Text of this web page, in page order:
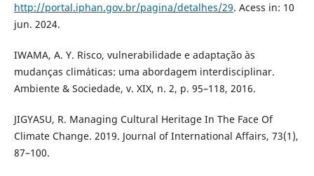
http://portal.iphan.gov.br/pagina/detalhes/29. Acess in: 10
jun. 2024.
IWAMA, A. Y. Risco, vulnerabilidade e adaptação às
mudanças climáticas: uma abordagem interdisciplinar.
Ambiente & Sociedade, v. XIX, n. 2, p. 95–118, 2016.
JIGYASU, R. Managing Cultural Heritage In The Face Of
Climate Change. 2019. Journal of International Affairs, 73(1),
87–100.